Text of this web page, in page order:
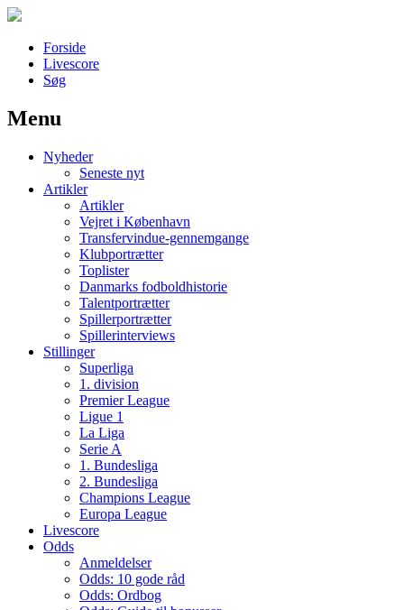
Forside
Livescore
Søg
Наши партнеры
лучшие займы
Menu
Nyheder
Seneste nyt
Artikler
Artikler
Vejret i København
Transfervindue-gennemgange
Klubportrætter
Toplister
Danmarks fodboldhistorie
Talentportrætter
Spillerportrætter
Spillerinterviews
Stillinger
Superliga
1. division
Premier League
Ligue 1
La Liga
Serie A
1. Bundesliga
2. Bundesliga
Champions League
Europa League
Livescore
Odds
Anmeldelser
Odds: 10 gode råd
Odds: Ordbog